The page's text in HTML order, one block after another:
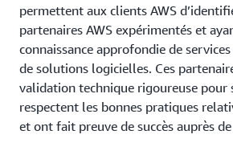
permettent aux clients AWS
partenaires AWS expérimentés et
connaissance approfondie de
de solutions logicielles. Ces
validation technique rigoureuse pour
respectent les bonnes pratiques
et ont fait preuve de succès auprès